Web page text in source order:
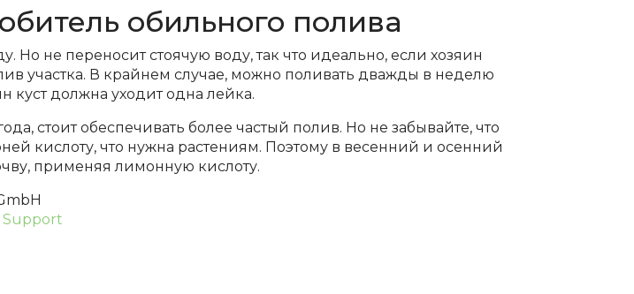
обильного полива
Но не переносит стоячую воду, так что идеально, если хозяин
участка. В крайнем случае, можно поливать дважды в неделю
куст должна уходит одна лейка.
стоит обеспечивать более частый полив. Но не забывайте, что
кислоту, что нужна растениям. Поэтому в весенний и осенний
применяя лимонную кислоту.
Support